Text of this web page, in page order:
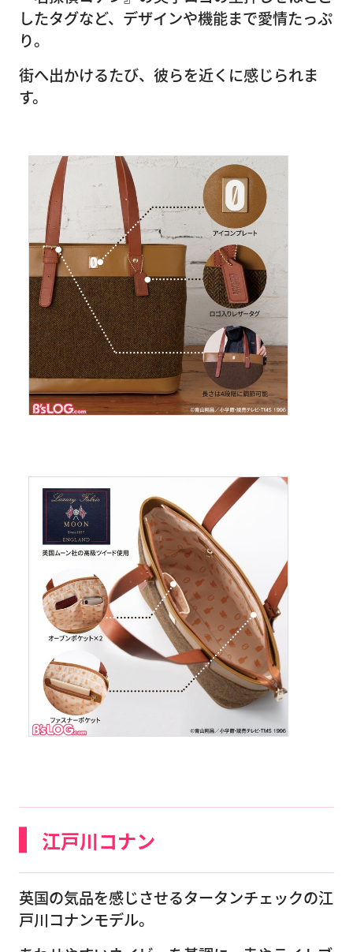
したタグなど、デザインや機能まで愛情たっぷ
り。
街へ出かけるたび、彼らを近くに感じられま
す。
江戸川コナン
英国の気品を感じさせるタータンチェックの江
戸川コナンモデル。